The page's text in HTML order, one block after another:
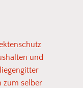
und
zum selber